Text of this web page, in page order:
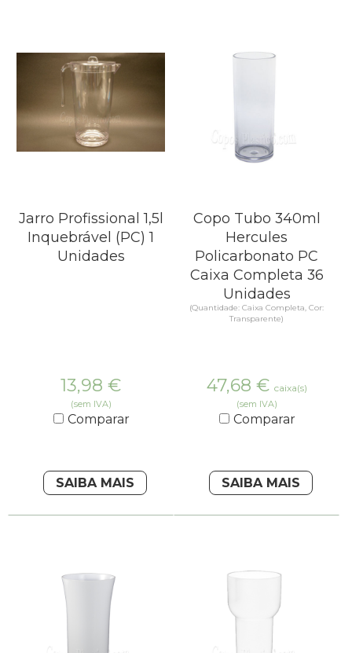
Jarro Profissional 1,5l
Inquebrável (PC) 1
Unidades
13,98 €
(sem IVA)
Comparar
SAIBA MAIS
Copo Tubo 340ml
Hercules
Policarbonato PC
Caixa Completa 36
Unidades
(Quantidade: Caixa Completa, Cor:
Transparente)
47,68 € caixa(s)
(sem IVA)
Comparar
SAIBA MAIS